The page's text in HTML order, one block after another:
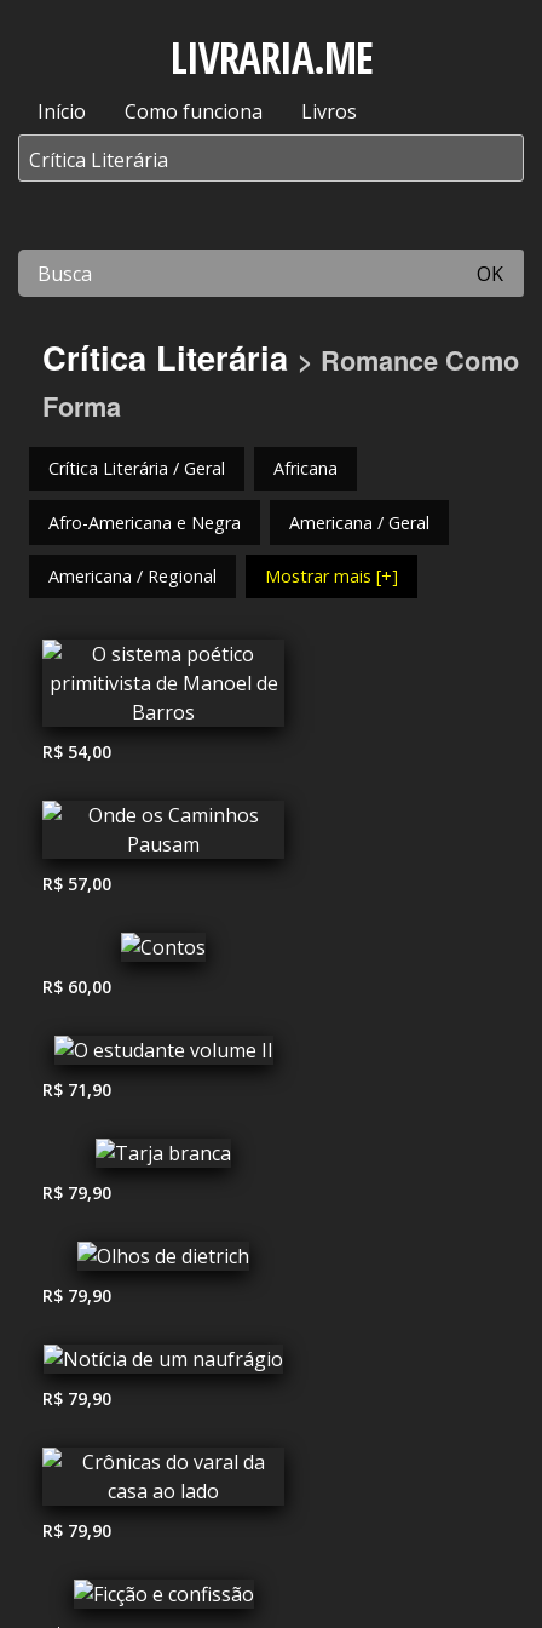
LIVRARIA.ME
Início Como funciona Livros
OK
Crítica Literária > Romance Como
Forma
Crítica Literária / Geral Africana
Afro-Americana e Negra Americana / Geral
Americana / Regional Mostrar mais [+]
R$ 54,00
R$ 57,00
R$ 60,00
R$ 71,90
R$ 79,90
R$ 79,90
R$ 79,90
R$ 79,90